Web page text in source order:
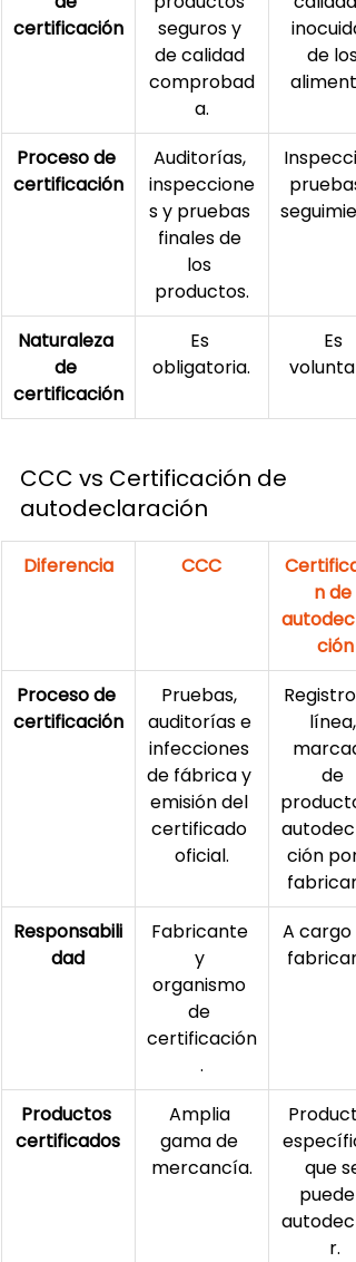
certificación
seguros y
de calidad
comprobad
a.
de los
Proceso de
certificación
Auditorías,
inspeccione
s y pruebas
finales de
los
productos.
Naturaleza
de
certificación
Es
obligatoria.
Es
CCC vs Certificación de
autodeclaración
Diferencia CCC
n de
ción
Proceso de
certificación
Pruebas,
auditorías e
infecciones
de fábrica y
emisión del
certificado
oficial.
Registro
línea,
de
ción por
Responsabili
dad
Fabricante
y
organismo
de
certificación
.
A cargo
Productos
certificados
Amplia
gama de
mercancía.
que se
r.